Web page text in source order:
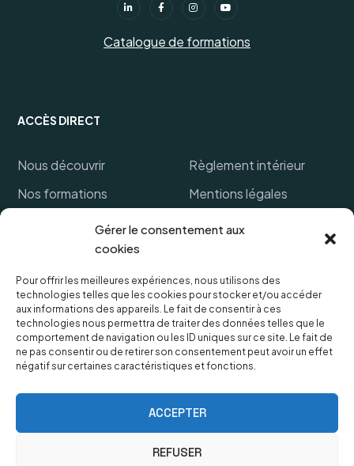
Gérer le consentement aux
cookies
Pour offrir les meilleures expériences, nous utilisons des
technologies telles que les cookies pour stocker et/ou accéder
aux informations des appareils. Le fait de consentir à ces
technologies nous permettra de traiter des données telles que le
comportement de navigation ou les ID uniques sur ce site. Le fait de
ne pas consentir ou de retirer son consentement peut avoir un effet
négatif sur certaines caractéristiques et fonctions.
ACCEPTER
REFUSER
Catalogue de formations
ACCÈS DIRECT
Nous découvrir
Nos formations
Financer ma formation
Références clients
FAQ
Lexique
Règlement intérieur
Mentions légales
Protection des données
personnelles
OUVERTURES & HORAIRES
Le secrétariat est ouvert du lundi au vendredi de 9h à
18h,
Fermeture samedi et dimanche.